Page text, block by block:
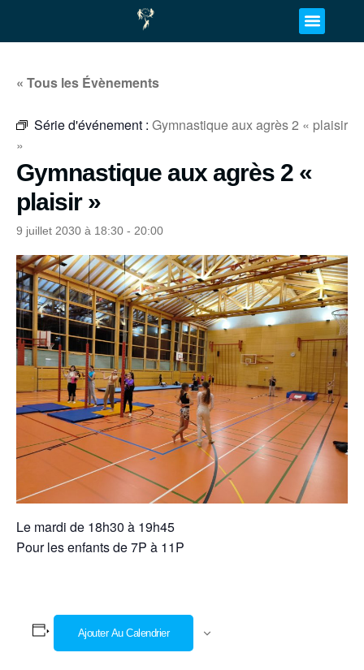
« Tous les Évènements
Série d'événement : Gymnastique aux agrès 2 « plaisir
»
Gymnastique aux agrès 2 «
plaisir »
9 juillet 2030 à 18:30 - 20:00
Le mardi de 18h30 à 19h45
Pour les enfants de 7P à 11P
Ajouter Au Calendrier